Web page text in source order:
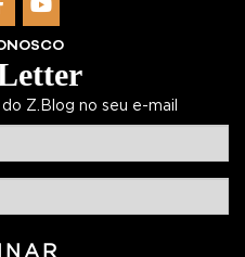
Z.Blog no seu e-mail